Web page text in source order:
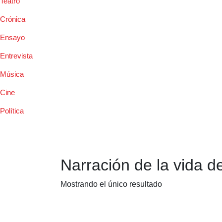
Crónica
Ensayo
Entrevista
Música
Cine
Política
Narración de la vida
Mostrando el único resultado